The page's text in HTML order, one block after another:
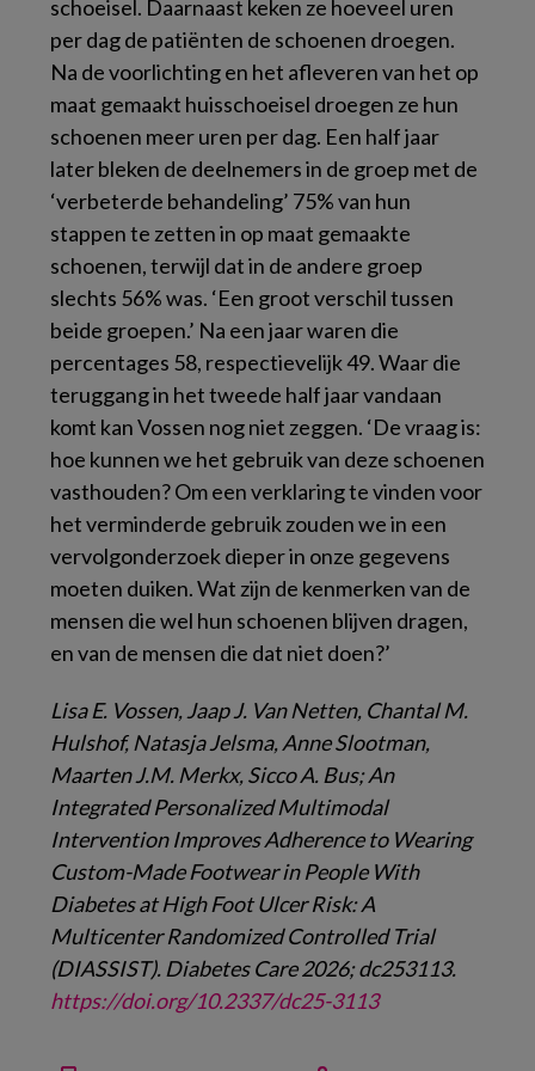
schoeisel. Daarnaast keken ze hoeveel uren
per dag de patiënten de schoenen droegen.
Na de voorlichting en het afleveren van het op
maat gemaakt huisschoeisel droegen ze hun
schoenen meer uren per dag. Een half jaar
later bleken de deelnemers in de groep met de
‘verbeterde behandeling’ 75% van hun
stappen te zetten in op maat gemaakte
schoenen, terwijl dat in de andere groep
slechts 56% was. ‘Een groot verschil tussen
beide groepen.’ Na een jaar waren die
percentages 58, respectievelijk 49. Waar die
teruggang in het tweede half jaar vandaan
komt kan Vossen nog niet zeggen. ‘De vraag is:
hoe kunnen we het gebruik van deze schoenen
vasthouden? Om een verklaring te vinden voor
het verminderde gebruik zouden we in een
vervolgonderzoek dieper in onze gegevens
moeten duiken. Wat zijn de kenmerken van de
mensen die wel hun schoenen blijven dragen,
en van de mensen die dat niet doen?’
Lisa E. Vossen, Jaap J. Van Netten, Chantal M.
Hulshof, Natasja Jelsma, Anne Slootman,
Maarten J.M. Merkx, Sicco A. Bus; An
Integrated Personalized Multimodal
Intervention Improves Adherence to Wearing
Custom-Made Footwear in People With
Diabetes at High Foot Ulcer Risk: A
Multicenter Randomized Controlled Trial
(DIASSIST). Diabetes Care 2026; dc253113.
https://doi.org/10.2337/dc25-3113